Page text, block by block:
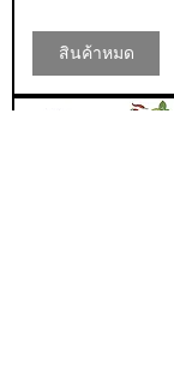
สินค้าหมด